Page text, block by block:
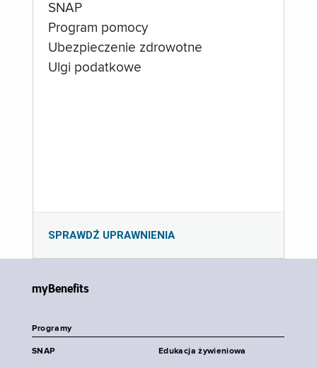
SNAP
Program pomocy
Ubezpieczenie zdrowotne
Ulgi podatkowe
SPRAWDŹ UPRAWNIENIA
myBenefits
Programy
SNAP Edukacja żywieniowa